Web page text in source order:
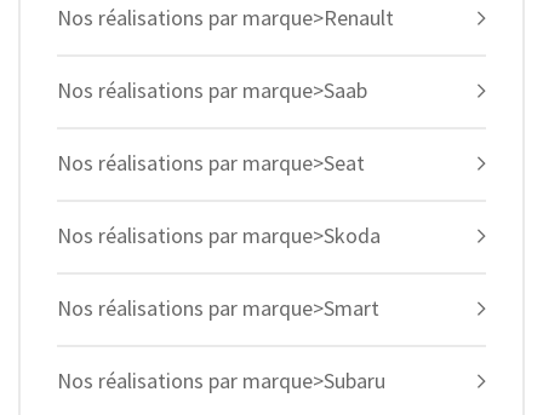
Nos réalisations par marque>Renault
Nos réalisations par marque>Saab
Nos réalisations par marque>Seat
Nos réalisations par marque>Skoda
Nos réalisations par marque>Smart
Nos réalisations par marque>Subaru